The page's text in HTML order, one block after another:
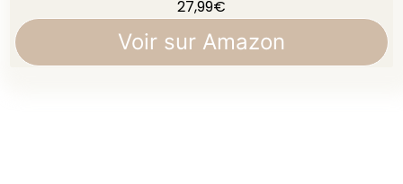
27,99€
Voir sur Amazon